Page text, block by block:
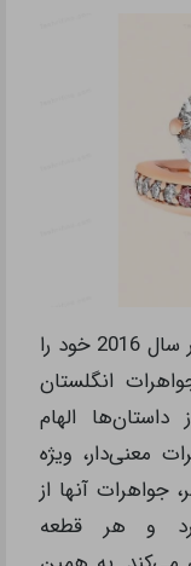
در سال 2016 خود را
انگلستان
الهام
معنی‌دار، ویژه
جواهرات آنها از
و هر قطعه